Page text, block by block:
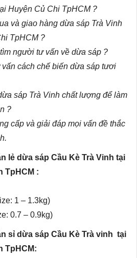
Huyện Củ Chi TpHCM ?
và giao hàng dừa sáp Trà Vinh
TpHCM ?
người tư vấn về dừa sáp ?
vấn cách chế biến dừa sáp tươi
sáp Trà Vinh chất lượng để làm
?
cấp và giải đáp mọi vấn đề thắc
lẻ dừa sáp Cầu Kè Trà Vinh tại
TpHCM :
1 – 1.3kg)
0.7 – 0.9kg)
sỉ dừa sáp Cầu Kè Trà vinh tại
TpHCM: